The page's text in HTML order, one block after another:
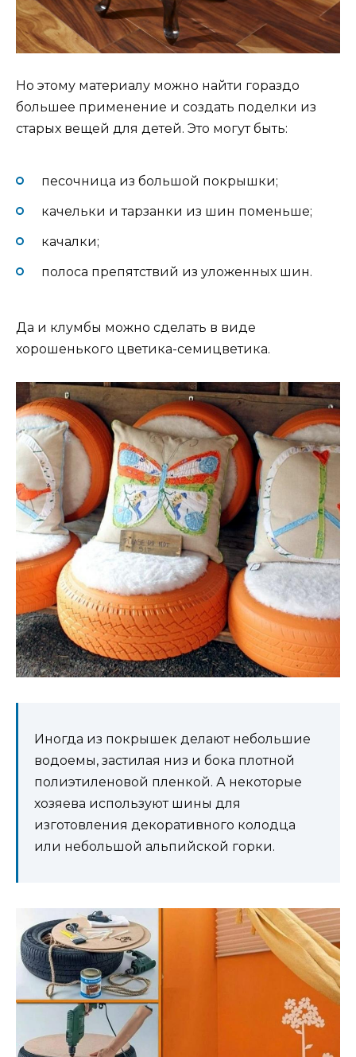
Но этому материалу можно найти гораздо
большее применение и создать поделки из
старых вещей для детей. Это могут быть:
песочница из большой покрышки;
качельки и тарзанки из шин поменьше;
качалки;
полоса препятствий из уложенных шин.
Да и клумбы можно сделать в виде
хорошенького цветика-семицветика.
Иногда из покрышек делают небольшие
водоемы, застилая низ и бока плотной
полиэтиленовой пленкой. А некоторые
хозяева используют шины для
изготовления декоративного колодца
или небольшой альпийской горки.